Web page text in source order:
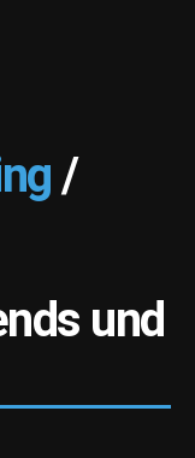
/
und